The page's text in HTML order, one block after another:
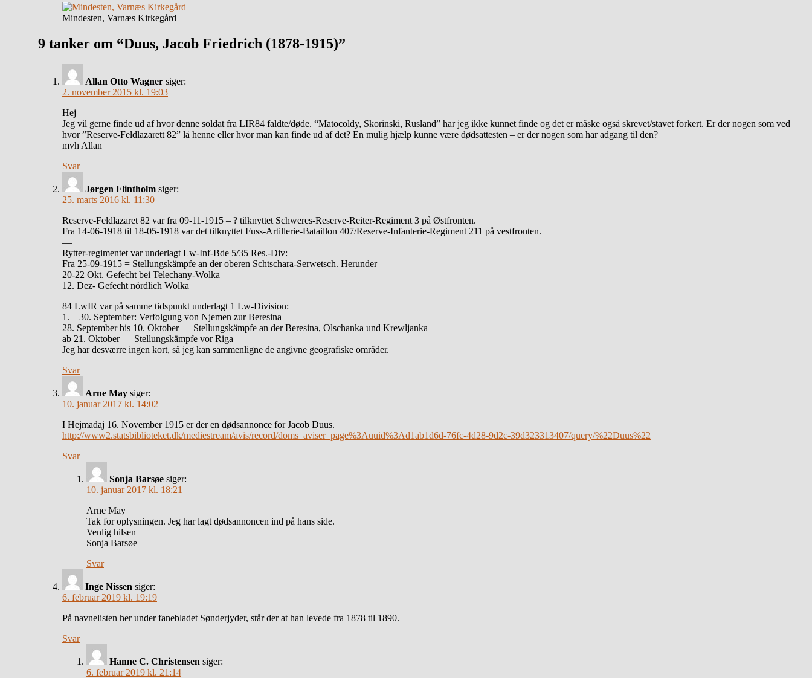
Mindesten, Varnæs Kirkegård
9 tanker om “Duus, Jacob Friedrich (1878-1915)”
Allan Otto Wagner siger:
2. november 2015 kl. 19:03
Hej
Jeg vil gerne finde ud af hvor denne soldat fra LIR84 faldte/døde. “Matocoldy, Skorinski, Rusland” har jeg ikke kunnet finde og det er måske også skrevet/stavet forkert. Er der nogen som ved
hvor ”Reserve-Feldlazarett 82” lå henne eller hvor man kan finde ud af det? En mulig hjælp kunne være dødsattesten – er der nogen som har adgang til den?
mvh Allan
Svar
Jørgen Flintholm siger:
25. marts 2016 kl. 11:30
Reserve-Feldlazaret 82 var fra 09-11-1915 – ? tilknyttet Schweres-Reserve-Reiter-Regiment 3 på Østfronten.
Fra 14-06-1918 til 18-05-1918 var det tilknyttet Fuss-Artillerie-Bataillon 407/Reserve-Infanterie-Regiment 211 på vestfronten.
—
Rytter-regimentet var underlagt Lw-Inf-Bde 5/35 Res.-Div:
Fra 25-09-1915 = Stellungskämpfe an der oberen Schtschara-Serwetsch. Herunder
20-22 Okt. Gefecht bei Telechany-Wolka
12. Dez- Gefecht nördlich Wolka
84 LwIR var på samme tidspunkt underlagt 1 Lw-Division:
1. – 30. September: Verfolgung von Njemen zur Beresina
28. September bis 10. Oktober — Stellungskämpfe an der Beresina, Olschanka und Krewljanka
ab 21. Oktober — Stellungskämpfe vor Riga
Jeg har desværre ingen kort, så jeg kan sammenligne de angivne geografiske områder.
Svar
Arne May siger:
10. januar 2017 kl. 14:02
I Hejmadaj 16. November 1915 er der en dødsannonce for Jacob Duus.
http://www2.statsbiblioteket.dk/mediestream/avis/record/doms_aviser_page%3Auuid%3Ad1ab1d6d-76fc-4d28-9d2c-39d323313407/query/%22Duus%22
Svar
Sonja Barsøe siger:
10. januar 2017 kl. 18:21
Arne May
Tak for oplysningen. Jeg har lagt dødsannoncen ind på hans side.
Venlig hilsen
Sonja Barsøe
Svar
Inge Nissen siger:
6. februar 2019 kl. 19:19
På navnelisten her under fanebladet Sønderjyder, står der at han levede fra 1878 til 1890.
Svar
Hanne C. Christensen siger:
6. februar 2019 kl. 21:14